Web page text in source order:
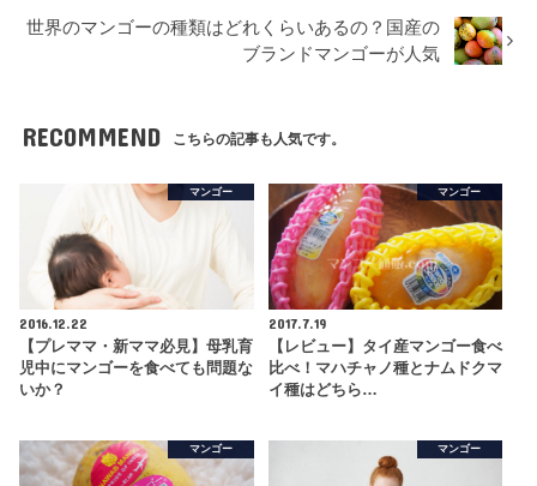
世界のマンゴーの種類はどれくらいあるの？国産の
ブランドマンゴーが人気
RECOMMEND こちらの記事も人気です。
マンゴー
2016.12.22
【プレママ・新ママ必見】母乳育
児中にマンゴーを食べても問題な
いか？
マンゴー
2017.7.19
【レビュー】タイ産マンゴー食べ
比べ！マハチャノ種とナムドクマ
イ種はどちら…
マンゴー マンゴー